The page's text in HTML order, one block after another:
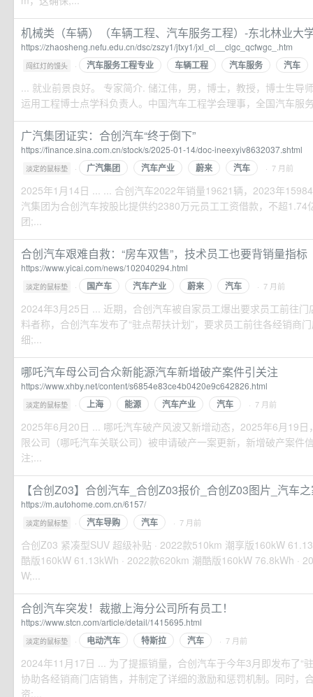
机械类（车辆）（车辆工程、汽车服务工程）-东北林业大
https://zhaosheng.nefu.edu.cn/dsc/zszy1/jtxy1/jxl_cl__clgc_qcfwgc_.htm
闯红灯的馒头 · 汽车服务工程专业 车辆工程 汽车服务 汽车
... 就业前景良好。 专家简介. 储江伟，男，博士，教授，博士生导
运用工程博士点学科负责人。中国汽车工程学会理事，全国汽车服
广汽集团证实：合创汽车“终于倒下”
https://finance.sina.com.cn/stock/s/2025-01-14/doc-ineexyiv8632037.shtml
淡定的鼠标垫 · 广汽集团 汽车产业 蔚来 汽车 · 7 月前
2025年1月14日 ... ... 合创汽车2022年销量19621辆，2023年
汽集团为合创汽车按股比提供约2380万元员工工资借款，不超1.74
团;...
合创汽车艰难自救：“房车双售”，技术员工也要背销量指标
https://www.yicai.com/news/102040294.html
淡定的鼠标垫 · 国产车 汽车产业 蔚来 汽车 · 7 月前
2024年3月25日 ... 近期，合创汽车被自家员工爆出要求员工前往
料者称，合创汽车发布了“驻点帮扶计划”，要求员工前往各经销商
细;...
哪吒汽车母公司合众新能源汽车新增破产案件引关注
https://www.xhby.net/content/s6854e83ce4b0420e9c642826.html
淡定的鼠标垫 · 上海 能源 汽车产业 汽车 · 7 月前
2025年6月20日 ... 哪吒汽车破产风波又新增动态，2025年6月19日
限公司（哪吒汽车关联公司）被申请破产一案更新，新增破产案件
注;...
【合创Z03】合创汽车_合创Z03报价_合创Z03图片_汽车
https://m.autohome.com.cn/6157/
淡定的鼠标垫 · 汽车导购 汽车 · 7 月前
合创Z03 紧凑型SUV 超级补贴 · 2022款510km 潮享版160kW
酷版160kW 61.13kWh · 2022款620km 潮酷版160kW 76.8kWh ·
W;...
合创汽车突发！裁撤上海分公司所有员工！
https://www.stcn.com/article/detail/1415695.html
淡定的鼠标垫 · 电动汽车 特斯拉 汽车 · 7 月前
2024年11月17日 ... 为了提振销量，合创汽车于今年3月即发布了“
协助各经销商门店销售，并制定了详细的激励和惩罚机制。同时，
资;...